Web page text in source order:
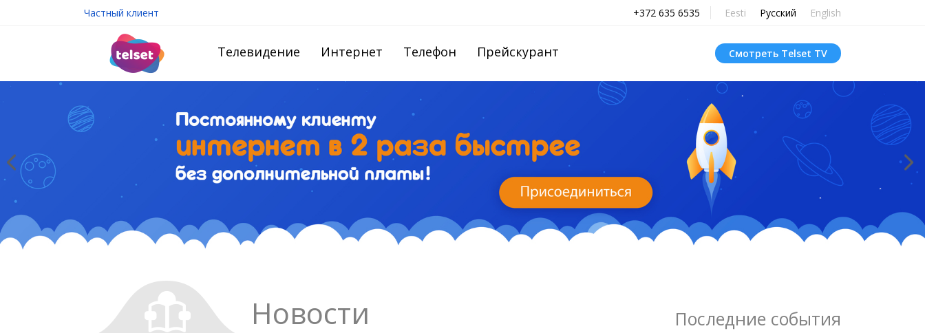
Частный клиент +372 635 6535 Eesti Русский English
Телевидение Интернет Телефон Прейскурант Смотреть Telset TV
Новости Последние события